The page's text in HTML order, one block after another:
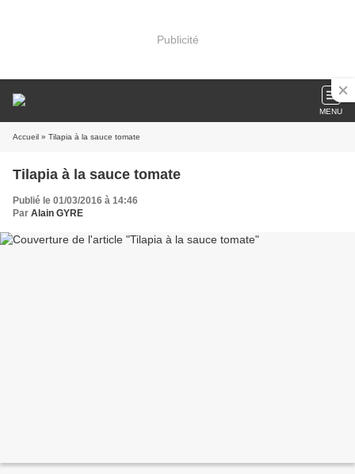
Publicité
MENU
Accueil » Tilapia à la sauce tomate
Tilapia à la sauce tomate
Publié le 01/03/2016 à 14:46
Par Alain GYRE